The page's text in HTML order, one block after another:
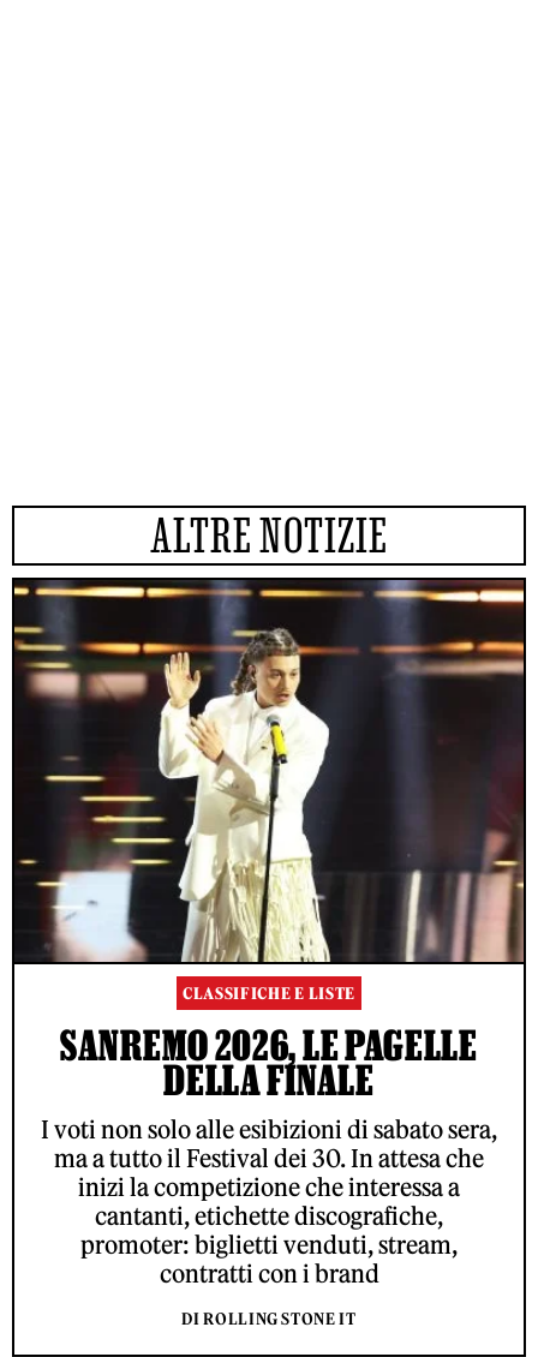
ALTRE NOTIZIE
CLASSIFICHE E LISTE
SANREMO 2026, LE PAGELLE
DELLA FINALE
I voti non solo alle esibizioni di sabato sera,
ma a tutto il Festival dei 30. In attesa che
inizi la competizione che interessa a
cantanti, etichette discografiche,
promoter: biglietti venduti, stream,
contratti con i brand
DI ROLLING STONE IT